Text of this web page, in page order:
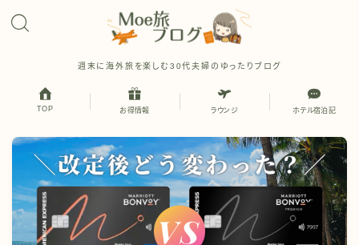
週末に海外旅を楽しむ30代夫婦のゆったりブログ
TOP お得情報 ラウンジ ホテル宿泊記